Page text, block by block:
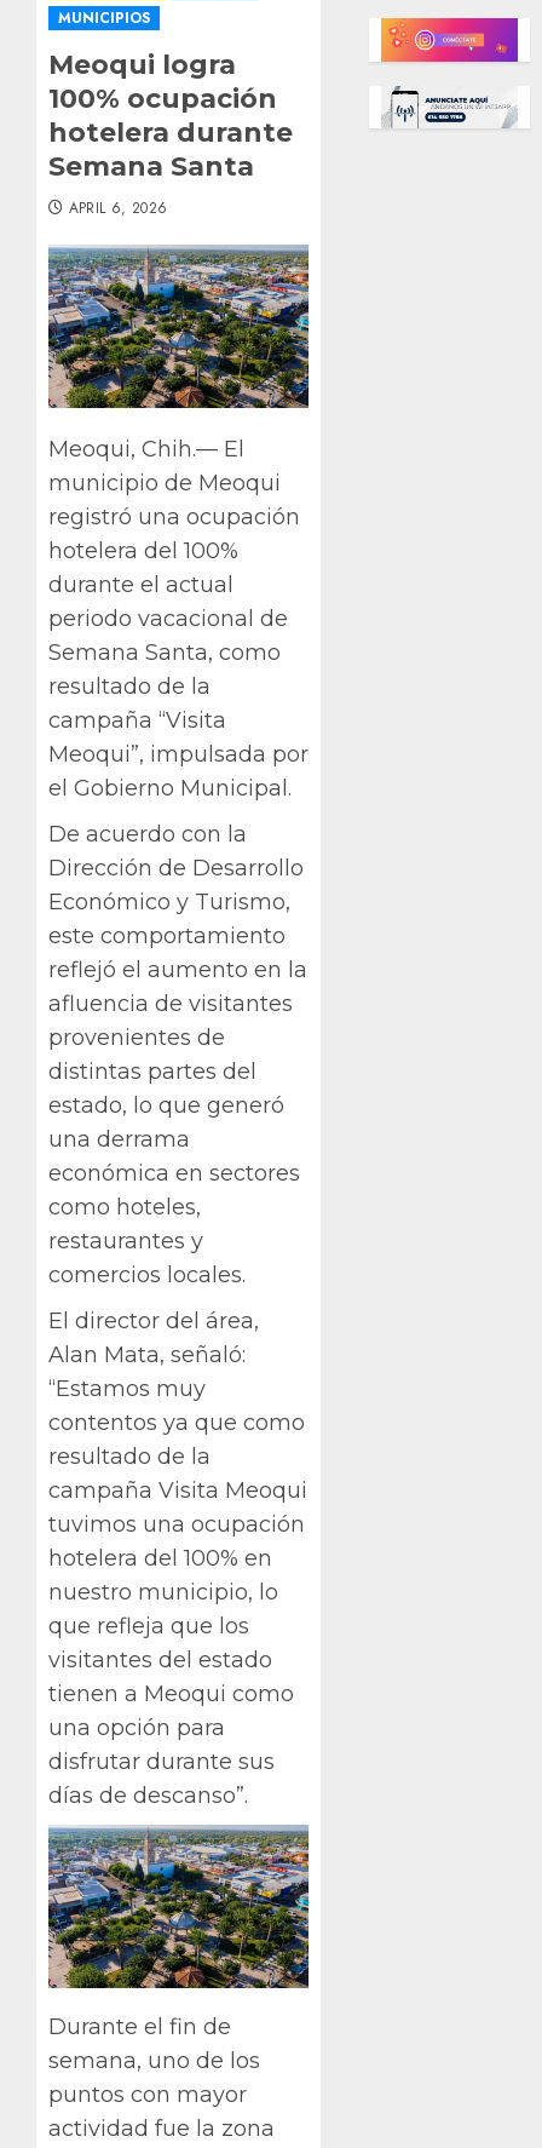
MUNICIPIOS
Meoqui logra
100% ocupación
hotelera durante
Semana Santa
APRIL 6, 2026
Meoqui, Chih.— El
municipio de Meoqui
registró una ocupación
hotelera del 100%
durante el actual
periodo vacacional de
Semana Santa, como
resultado de la
campaña “Visita
Meoqui”, impulsada por
el Gobierno Municipal.
De acuerdo con la
Dirección de Desarrollo
Económico y Turismo,
este comportamiento
reflejó el aumento en la
afluencia de visitantes
provenientes de
distintas partes del
estado, lo que generó
una derrama
económica en sectores
como hoteles,
restaurantes y
comercios locales.
El director del área,
Alan Mata, señaló:
“Estamos muy
contentos ya que como
resultado de la
campaña Visita Meoqui
tuvimos una ocupación
hotelera del 100% en
nuestro municipio, lo
que refleja que los
visitantes del estado
tienen a Meoqui como
una opción para
disfrutar durante sus
días de descanso”.
Durante el fin de
semana, uno de los
puntos con mayor
actividad fue la zona